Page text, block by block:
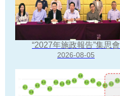
“2027年施政報告”集思會
2026-08-05